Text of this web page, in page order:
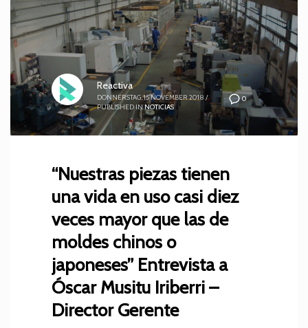
0
Reactiva
DONNERSTAG, 15 NOVEMBER 2018 /
PUBLISHED INNOTICIAS
“Nuestras piezas tienen
una vida en uso casi diez
veces mayor que las de
moldes chinos o
japoneses” Entrevista a
Óscar Musitu Iriberri –
Director Gerente